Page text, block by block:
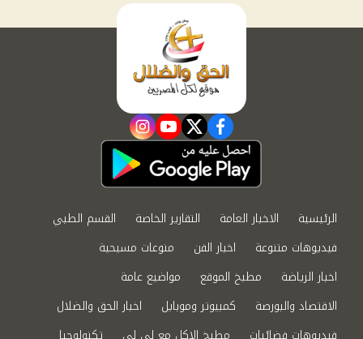
facebook
twitter
youtube
instagram
الرئيسية الاخبار العامة التقارير الخاصة
القسم الطبي
فيديوهات متنوعة
اخبار الفن
منوعات مسيحية
اخبار الرياضة
مطبخ الموقع
مواضيع عامة
الاقتصاد والبورصة
كمبيوتر وموبايل
اخبار الحق والضلال